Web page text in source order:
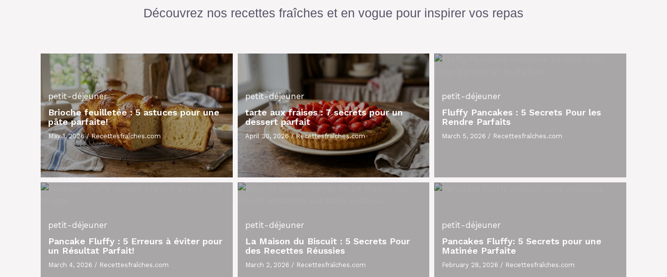
Découvrez nos recettes fraîches et en vogue pour inspirer vos repas
petit-déjeuner
Brioche feuilletée : 5 astuces pour une
pâte parfaite!
May 1, 2026/Recettesfraîches.com
petit-déjeuner
tarte aux fraises : 7 secrets pour un
dessert parfait
April 30, 2026/Recettesfraîches.com
petit-déjeuner
Fluffy Pancakes : 5 Secrets Pour les
Rendre Parfaits
March 5, 2026 / Recettesfraîches.com
petit-déjeuner
Pancake Fluffy : 5 Erreurs à éviter pour
un Résultat Parfait!
March 4, 2026 / Recettesfraîches.com
petit-déjeuner
La Maison du Biscuit : 5 Secrets Pour
des Recettes Réussies
March 2, 2026 / Recettesfraîches.com
petit-déjeuner
Pancakes Fluffy: 5 Secrets pour une
Matinée Parfaite
February 28, 2026 / Recettesfraîches.com